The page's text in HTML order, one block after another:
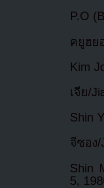
P.O
คยูฮย
Kim
เจีย/
Shin
จีซอง/
Shin
5,